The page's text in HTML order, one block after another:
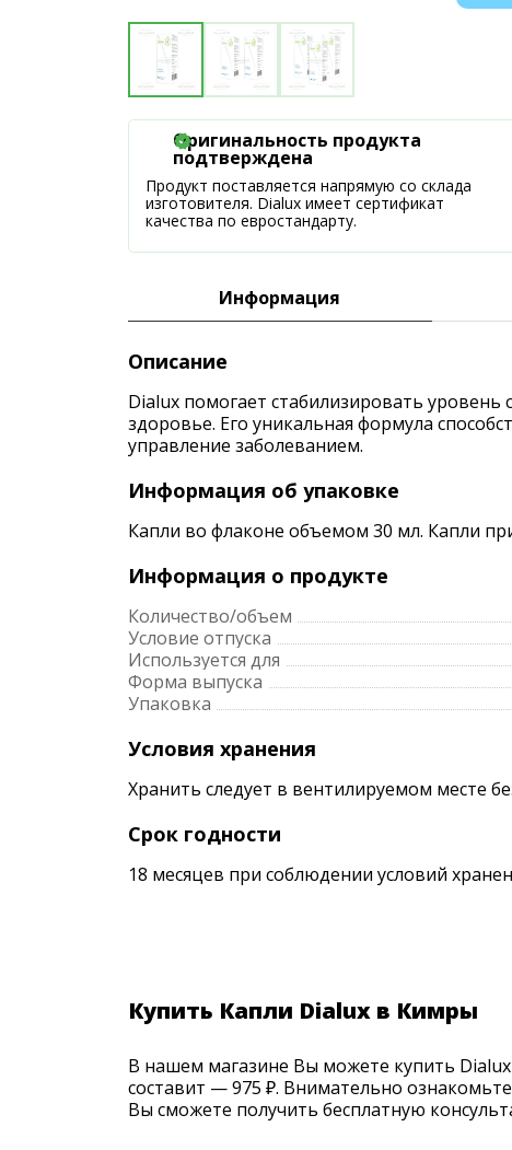
Оригинальность продукта
подтверждена
Продукт поставляется напрямую со склада
изготовителя. Dialux имеет сертификат
качества по евростандарту.
Информация
Описание
Dialux помогает стабилизировать
здоровье. Его уникальная формула
управление заболеванием.
Информация об упаковке
Капли во флаконе объемом 30 мл. Капли
Информация о продукте
Количество/объем
Условие отпуска
Используется для
Форма выпуска
Упаковка
Условия хранения
Хранить следует в вентилируемом месте
Срок годности
18 месяцев при соблюдении условий
Купить Капли Dialux в Кимры
В нашем магазине Вы можете купить Dialux
составит — 975 ₽. Внимательно
Вы сможете получить бесплатную